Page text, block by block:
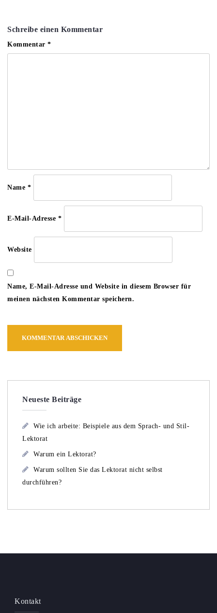
Schreibe einen Kommentar
Kommentar *
Name *
E-Mail-Adresse *
Website
Name, E-Mail-Adresse und Website in diesem Browser für
meinen nächsten Kommentar speichern.
Neueste Beiträge
Wie ich arbeite: Beispiele aus dem Sprach- und Stil-
Lektorat
Warum ein Lektorat?
Warum sollten Sie das Lektorat nicht selbst
durchführen?
Kontakt